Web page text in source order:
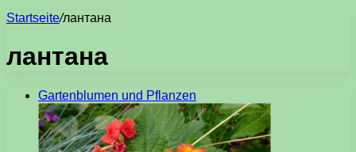
Startseite/лантана
лантана
Gartenblumen und Pflanzen